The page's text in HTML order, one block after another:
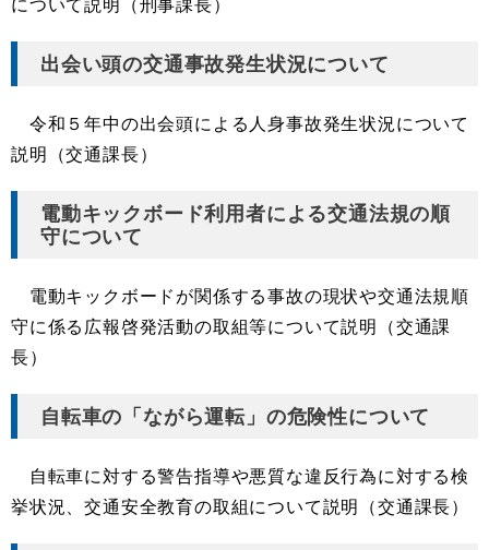
出会い頭の交通事故発生状況について
令和５年中の出会頭による人身事故発生状況について
説明（交通課長）
電動キックボード利用者による交通法規の順
守について
電動キックボードが関係する事故の現状や交通法規順
守に係る広報啓発活動の取組等について説明（交通課
長）
自転車の「ながら運転」の危険性について
自転車に対する警告指導や悪質な違反行為に対する検
挙状況、交通安全教育の取組について説明（交通課長）